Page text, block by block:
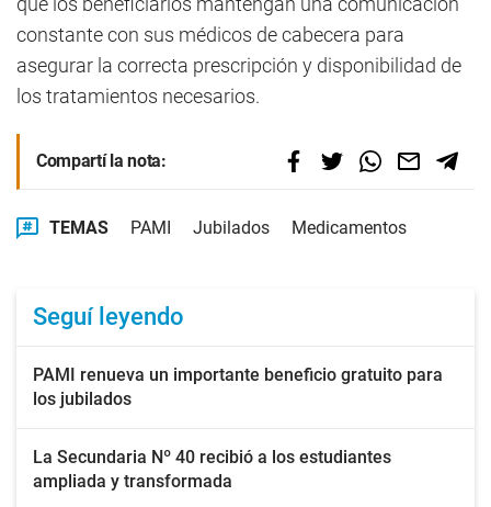
constante con sus médicos de cabecera para
asegurar la correcta prescripción y disponibilidad de
los tratamientos necesarios.
Compartí la nota:
TEMAS PAMI Jubilados Medicamentos
Seguí leyendo
PAMI renueva un importante beneficio gratuito para
los jubilados
La Secundaria Nº 40 recibió a los estudiantes
ampliada y transformada